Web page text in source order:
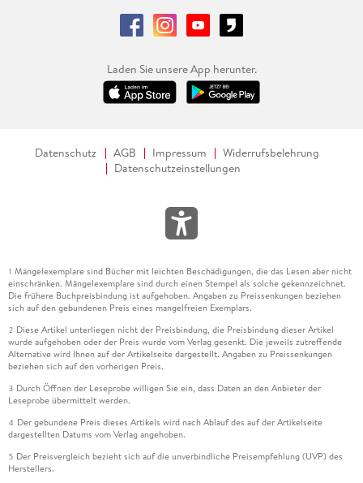
Laden Sie unsere App herunter.
Datenschutz AGB Impressum
Widerrufsbelehrung
Datenschutzeinstellungen
1 Mängelexemplare sind Bücher mit leichten Beschädigungen, die das Lesen aber nicht
einschränken. Mängelexemplare sind durch einen Stempel als solche gekennzeichnet.
Die frühere Buchpreisbindung ist aufgehoben. Angaben zu Preissenkungen beziehen
sich auf den gebundenen Preis eines mangelfreien Exemplars.
2 Diese Artikel unterliegen nicht der Preisbindung, die Preisbindung dieser Artikel
wurde aufgehoben oder der Preis wurde vom Verlag gesenkt. Die jeweils zutreffende
Alternative wird Ihnen auf der Artikelseite dargestellt. Angaben zu Preissenkungen
beziehen sich auf den vorherigen Preis.
3 Durch Öffnen der Leseprobe willigen Sie ein, dass Daten an den Anbieter der
Leseprobe übermittelt werden.
4 Der gebundene Preis dieses Artikels wird nach Ablauf des auf der Artikelseite
dargestellten Datums vom Verlag angehoben.
5 Der Preisvergleich bezieht sich auf die unverbindliche Preisempfehlung (UVP) des
Herstellers.